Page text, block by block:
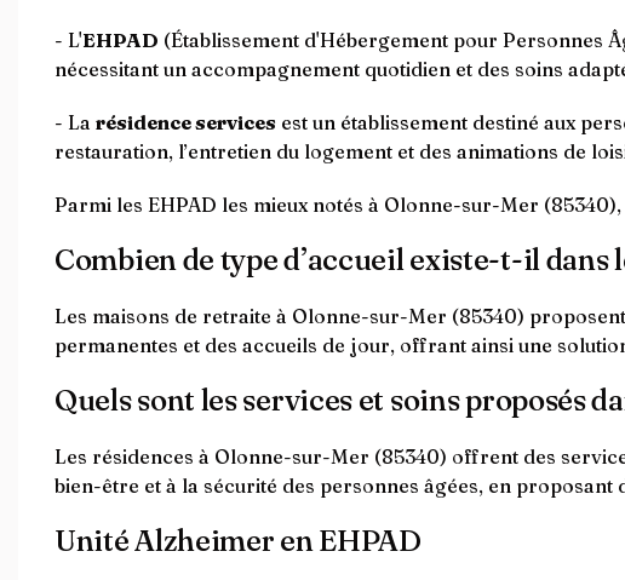
- L'EHPAD (Établissement d'Hébergement pour Personnes
nécessitant un accompagnement quotidien et des soins
- La résidence services est un établissement destiné aux
restauration, l’entretien du logement et des animations de
Parmi les EHPAD les mieux notés à Olonne-sur-Mer
Combien de type d’accueil existe-t-il
Les maisons de retraite à Olonne-sur-Mer (85340)
permanentes et des accueils de jour, offrant ainsi une
Quels sont les services et soins proposés
Les résidences à Olonne-sur-Mer (85340) offrent des
bien-être et à la sécurité des personnes âgées, en proposant
Unité Alzheimer en EHPAD